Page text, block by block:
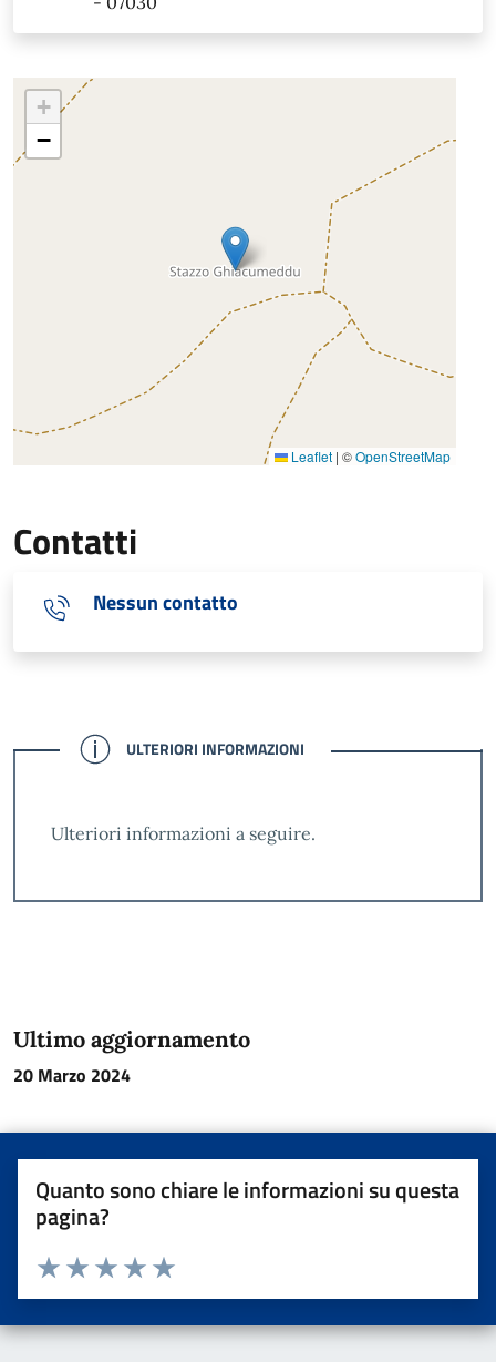
+
−
Leaflet | ©OpenStreetMap
Contatti
Nessun contatto
CONFERMATO
ULTERIORI INFORMAZIONI
Ulteriori informazioni a seguire.
Ultimo aggiornamento
20 Marzo 2024
Quanto sono chiare le informazioni su questa
pagina?
Valuta da 1 a 5 stelle la pagina
Valuta 5 stelle su 5
Valuta 4 stelle su 5
Valuta 3 stelle su 5
Valuta 2 stelle su 5
Valuta una stella su 5